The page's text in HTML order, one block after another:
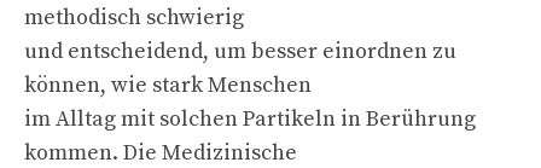
methodisch schwierig
und entscheidend, um besser einordnen zu
können, wie stark Menschen
im Alltag mit solchen Partikeln in Berührung
kommen. Die Medizinische